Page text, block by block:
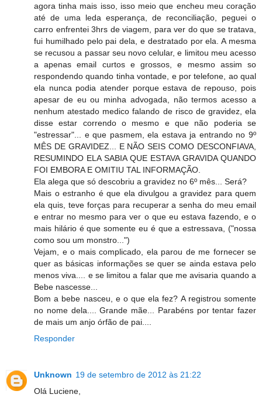
agora tinha mais isso, isso meio que encheu meu coração
até de uma leda esperança, de reconciliação, peguei o
carro enfrentei 3hrs de viagem, para ver do que se tratava,
fui humilhado pelo pai dela, e destratado por ela. A mesma
se recusou a passar seu novo celular, e limitou meu acesso
a apenas email curtos e grossos, e mesmo assim so
respondendo quando tinha vontade, e por telefone, ao qual
ela nunca podia atender porque estava de repouso, pois
apesar de eu ou minha advogada, não termos acesso a
nenhum atestado medico falando de risco de gravidez, ela
disse estar correndo o mesmo e que não poderia se
"estressar"... e que pasmem, ela estava ja entrando no 9º
MÊS DE GRAVIDEZ... E NÃO SEIS COMO DESCONFIAVA,
RESUMINDO ELA SABIA QUE ESTAVA GRAVIDA QUANDO
FOI EMBORA E OMITIU TAL INFORMAÇÃO.
Ela alega que só descobriu a gravidez no 6º mês... Será?
Mais o estranho é que ela divulgou a gravidez para quem
ela quis, teve forças para recuperar a senha do meu email
e entrar no mesmo para ver o que eu estava fazendo, e o
mais hilário é que somente eu é que a estressava, ("nossa
como sou um monstro...")
Vejam, e o mais complicado, ela parou de me fornecer se
quer as básicas informações se quer se ainda estava pelo
menos viva.... e se limitou a falar que me avisaria quando a
Bebe nascesse...
Bom a bebe nasceu, e o que ela fez? A registrou somente
no nome dela.... Grande mãe... Parabéns por tentar fazer
de mais um anjo órfão de pai....
Responder
Unknown 19 de setembro de 2012 às 21:22
Olá Luciene,